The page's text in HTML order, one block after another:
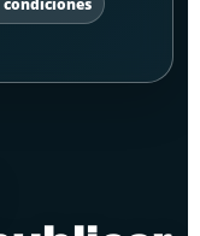
condiciones